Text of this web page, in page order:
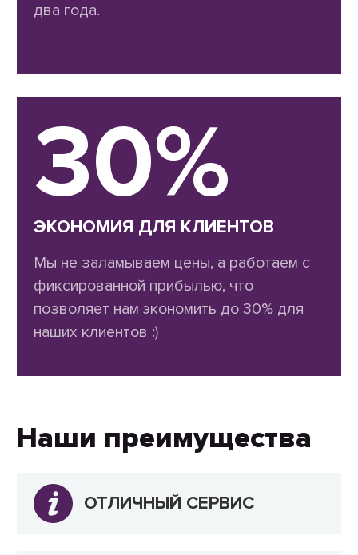
два года.
30%
ЭКОНОМИЯ ДЛЯ КЛИЕНТОВ
Мы не заламываем цены, а работаем с
фиксированной прибылью, что
позволяет нам экономить до 30% для
наших клиентов :)
Наши преимущества
ОТЛИЧНЫЙ СЕРВИС